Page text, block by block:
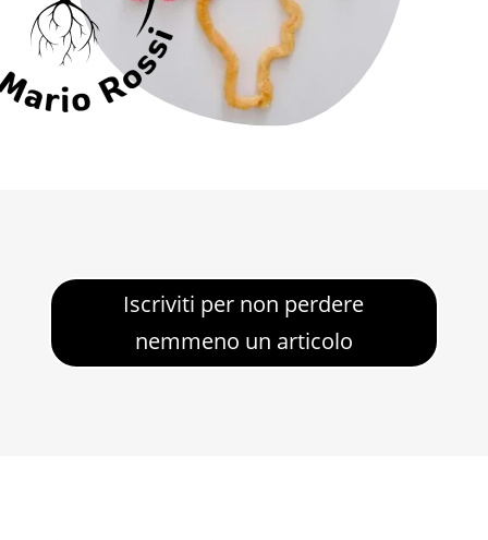
Iscriviti per non perdere
nemmeno un articolo